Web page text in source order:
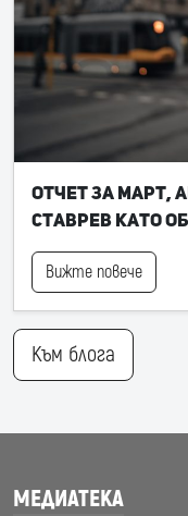
Отчет за март,
Ставрев като
Вижте повече
Към блога
МЕДИАТЕКА